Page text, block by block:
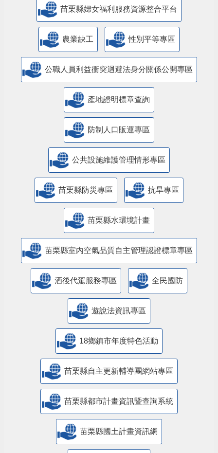
苗栗縣婦女福利服務資源整合平台
農業缺工 性別平等專區
公職人員利益衝突迴避法身分關係公開專區
產地證明標章查詢
防制人口販運專區
​公共設施維護管理情形專區
苗栗縣防災專區 抗旱專區
苗栗縣水環境計畫
苗栗縣室內空氣品質自主管理認證標章專區
酒後代駕服務專區 全民國防
遊說法資訊專區
18鄉鎮市年度特色活動
苗栗縣自主更新輔導團網站專區
苗栗縣都市計畫資訊暨查詢系統
苗栗縣國土計畫資訊網